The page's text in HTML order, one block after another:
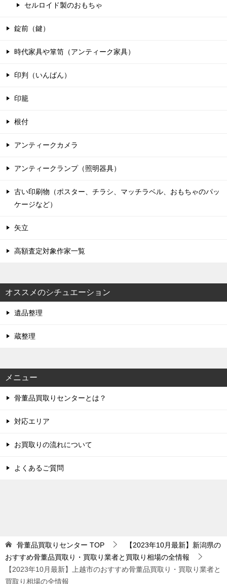
セルロイド製のおもちゃ
錠前（鍵）
時代家具や箪笥（アンティーク家具）
印判（いんばん）
印籠
根付
アンティークカメラ
アンティークランプ（照明器具）
古い印刷物（ポスター、チラシ、マッチラベル、おもちゃのパッ
ケージなど）
矢立
高額査定対象作家一覧
オススメのシチュエーション
遺品整理
蔵整理
メニュー
骨董品買取りセンターとは？
対応エリア
お買取りの流れについて
よくあるご質問
骨董品買取りセンター TOP
【2023年10月最新】新潟県の
おすすめ骨董品買取り・買取り業者と買取り相場の全情報
【2023年10月最新】上越市のおすすめ骨董品買取り・買取り業者と
買取り相場の全情報